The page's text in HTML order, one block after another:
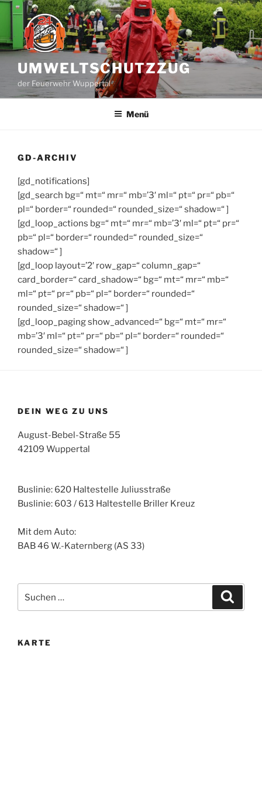
Zum
springen
UMWELTSCHUTZZUG
der Feuerwehr Wuppertal
Menü
GD-ARCHIV
[gd_notifications]
[gd_search bg=“ mt=“ mr=“ mb=’3′ ml=“ pt=“ pr=“ pb=“
pl=“ border=“ rounded=“ rounded_size=“ shadow=“ ]
[gd_loop_actions bg=“ mt=“ mr=“ mb=’3′ ml=“ pt=“ pr=“
pb=“ pl=“ border=“ rounded=“ rounded_size=“
shadow=“ ]
[gd_loop layout=’2′ row_gap=“ column_gap=“
card_border=“ card_shadow=“ bg=“ mt=“ mr=“ mb=“
ml=“ pt=“ pr=“ pb=“ pl=“ border=“ rounded=“
rounded_size=“ shadow=“ ]
[gd_loop_paging show_advanced=“ bg=“ mt=“ mr=“
mb=’3′ ml=“ pt=“ pr=“ pb=“ pl=“ border=“ rounded=“
rounded_size=“ shadow=“ ]
DEIN WEG ZU UNS
August-Bebel-Straße 55
42109 Wuppertal
Buslinie: 620 Haltestelle Juliusstraße
Buslinie: 603 / 613 Haltestelle Briller Kreuz
Mit dem Auto:
BAB 46 W.-Katernberg (AS 33)
nach:
KARTE